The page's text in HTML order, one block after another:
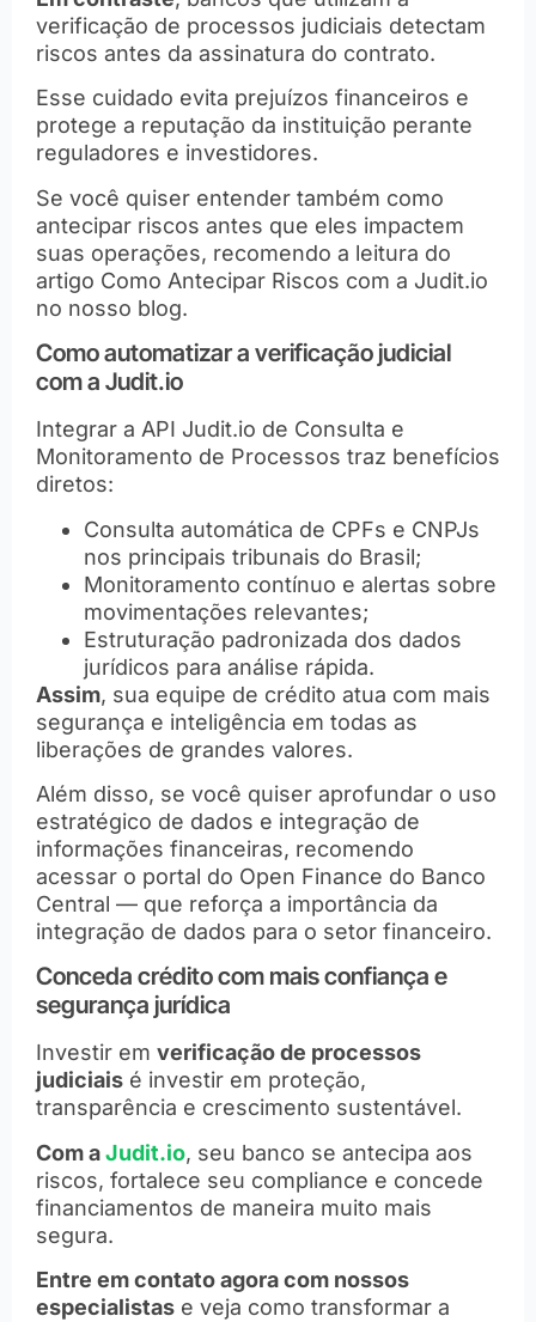
verificação de processos judiciais detectam
riscos antes da assinatura do contrato.
Esse cuidado evita prejuízos financeiros e
protege a reputação da instituição perante
reguladores e investidores.
Se você quiser entender também como
antecipar riscos antes que eles impactem
suas operações, recomendo a leitura do
artigo Como Antecipar Riscos com a Judit.io
no nosso blog.
Como automatizar a verificação judicial
com a Judit.io
Integrar a API Judit.io de Consulta e
Monitoramento de Processos traz benefícios
diretos:
Consulta automática de CPFs e CNPJs
nos principais tribunais do Brasil;
Monitoramento contínuo e alertas sobre
movimentações relevantes;
Estruturação padronizada dos dados
jurídicos para análise rápida.
Assim, sua equipe de crédito atua com mais
segurança e inteligência em todas as
liberações de grandes valores.
Além disso, se você quiser aprofundar o uso
estratégico de dados e integração de
informações financeiras, recomendo
acessar o portal do Open Finance do Banco
Central — que reforça a importância da
integração de dados para o setor financeiro.
Conceda crédito com mais confiança e
segurança jurídica
Investir em verificação de processos
judiciais é investir em proteção,
transparência e crescimento sustentável.
Com aJudit.io, seu banco se antecipa aos
riscos, fortalece seu compliance e concede
financiamentos de maneira muito mais
segura.
Entre em contato agora com nossos
especialistas e veja como transformar a